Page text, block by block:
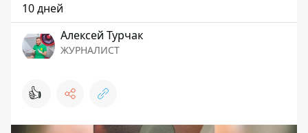
10 дней
Алексей Турчак
ЖУРНАЛИСТ
👍